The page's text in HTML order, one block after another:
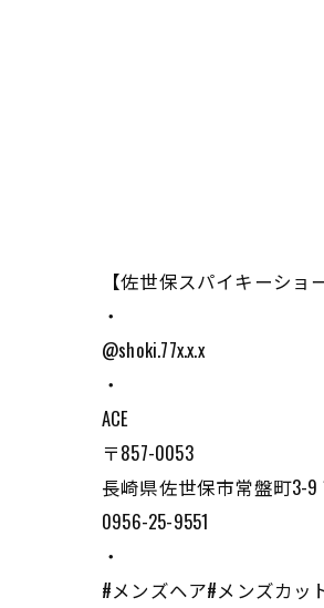
【佐世保スパイキーショ
・
@shoki.77x.x.x
・
ACE
〒857-0053
長崎県佐世保市常盤町3-9
0956-25-9551
・
#メンズヘア#メンズカッ